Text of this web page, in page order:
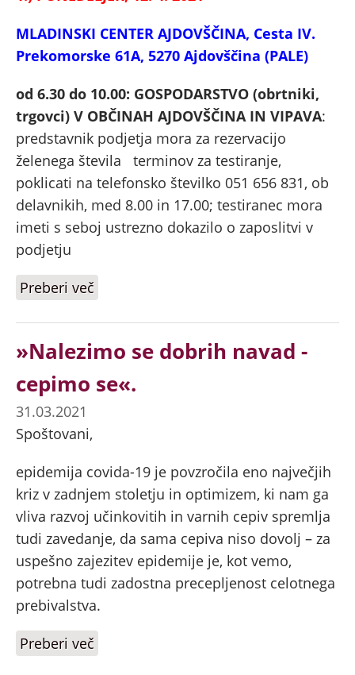
MLADINSKI CENTER AJDOVŠČINA, Cesta IV.
Prekomorske 61A, 5270 Ajdovščina (PALE)
od 6.30 do 10.00: GOSPODARSTVO (obrtniki,
trgovci) V OBČINAH AJDOVŠČINA IN VIPAVA:
predstavnik podjetja mora za rezervacijo
želenega števila terminov za testiranje,
poklicati na telefonsko številko 051 656 831, ob
delavnikih, med 8.00 in 17.00; testiranec mora
imeti s seboj ustrezno dokazilo o zaposlitvi v
podjetju
Preberi več
»Nalezimo se dobrih navad -
cepimo se«.
31.03.2021
Spoštovani,
epidemija covida-19 je povzročila eno največjih
kriz v zadnjem stoletju in optimizem, ki nam ga
vliva razvoj učinkovitih in varnih cepiv spremlja
tudi zavedanje, da sama cepiva niso dovolj – za
uspešno zajezitev epidemije je, kot vemo,
potrebna tudi zadostna precepljenost celotnega
prebivalstva.
Preberi več